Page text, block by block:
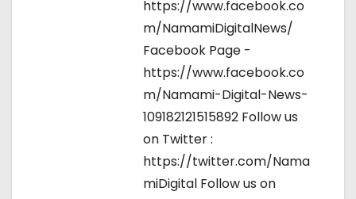
https://www.facebook.co
m/NamamiDigitalNews/
Facebook Page -
https://www.facebook.co
m/Namami-Digital-News-
109182121515892 Follow us
on Twitter :
https://twitter.com/Nama
miDigital Follow us on